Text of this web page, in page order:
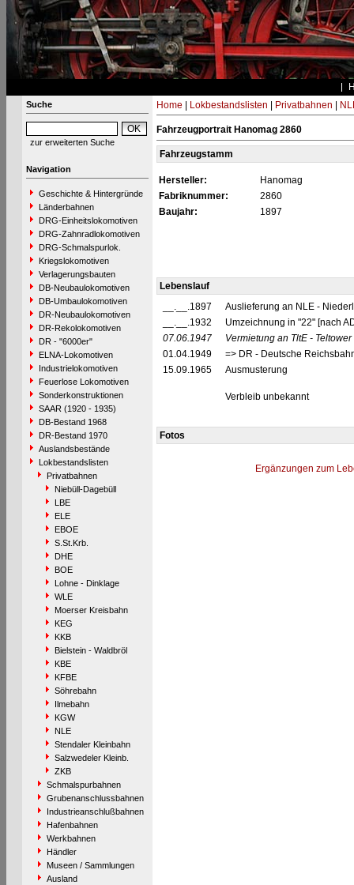
Suche
zur erweiterten Suche
Navigation
Geschichte & Hintergründe
Länderbahnen
DRG-Einheitslokomotiven
DRG-Zahnradlokomotiven
DRG-Schmalspurlok.
Kriegslokomotiven
Verlagerungsbauten
DB-Neubaulokomotiven
DB-Umbaulokomotiven
DR-Neubaulokomotiven
DR-Rekolokomotiven
DR - "6000er"
ELNA-Lokomotiven
Industrielokomotiven
Feuerlose Lokomotiven
Sonderkonstruktionen
SAAR (1920 - 1935)
DB-Bestand 1968
DR-Bestand 1970
Auslandsbestände
Lokbestandslisten
Privatbahnen
Niebüll-Dagebüll
LBE
ELE
EBOE
S.St.Krb.
DHE
BOE
Lohne - Dinklage
WLE
Moerser Kreisbahn
KEG
KKB
Bielstein - Waldbröl
KBE
KFBE
Söhrebahn
Ilmebahn
KGW
NLE
Stendaler Kleinbahn
Salzwedeler Kleinb.
ZKB
Schmalspurbahnen
Grubenanschlussbahnen
Industrieanschlußbahnen
Hafenbahnen
Werkbahnen
Händler
Museen / Sammlungen
Ausland
Home Lokbestandslisten Privatbahnen
Fahrzeugportrait Hanomag 2860
Fahrzeugstamm
Hersteller:
Hanomag
Fabriknummer:
2860
Baujahr:
1897
Lebenslauf
__.__.1897
Auslieferung an NLE -
__.__.1932
Umzeichnung in "22" [nach
07.06.1947
Vermietung an TltE -
01.04.1949
=> DR - Deutsche
15.09.1965
Ausmusterung
Verbleib unbekannt
Fotos
Ergänzungen zum